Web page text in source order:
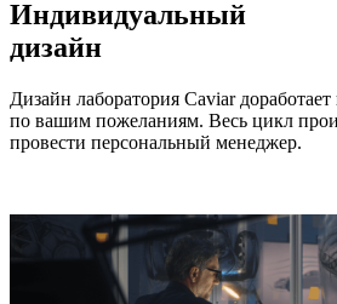
Индивидуальный
дизайн
Дизайн лаборатория Caviar
по вашим пожеланиям. Весь цикл
провести персональный менеджер.